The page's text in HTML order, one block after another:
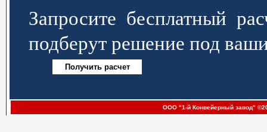
Запросите бесплатный
подберут решение под
ООО "1-й Конвейерный завод"